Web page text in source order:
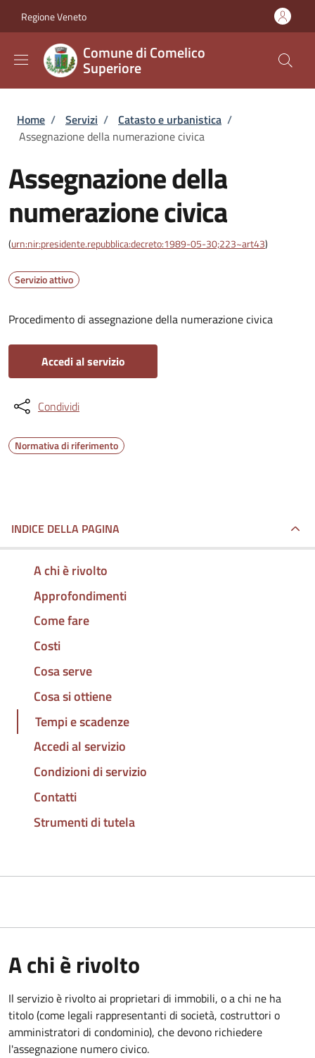
Regione Veneto
Comune di Comelico
Superiore
Briciole di pane
Home / Servizi / Catasto e urbanistica /
Assegnazione della numerazione civica
Assegnazione della
numerazione civica
(urn:nir:presidente.repubblica:decreto:1989-05-30;223~art43)
Servizio attivo
Procedimento di assegnazione della numerazione civica
Accedi al servizio
Condividi
Normativa di riferimento
INDICE DELLA PAGINA
A chi è rivolto
Approfondimenti
Come fare
Costi
Cosa serve
Cosa si ottiene
Tempi e scadenze
Accedi al servizio
Condizioni di servizio
Contatti
Strumenti di tutela
A chi è rivolto
Il servizio è rivolto ai proprietari di immobili, o a chi ne ha
titolo (come legali rappresentanti di società, costruttori o
amministratori di condominio), che devono richiedere
l'assegnazione numero civico.